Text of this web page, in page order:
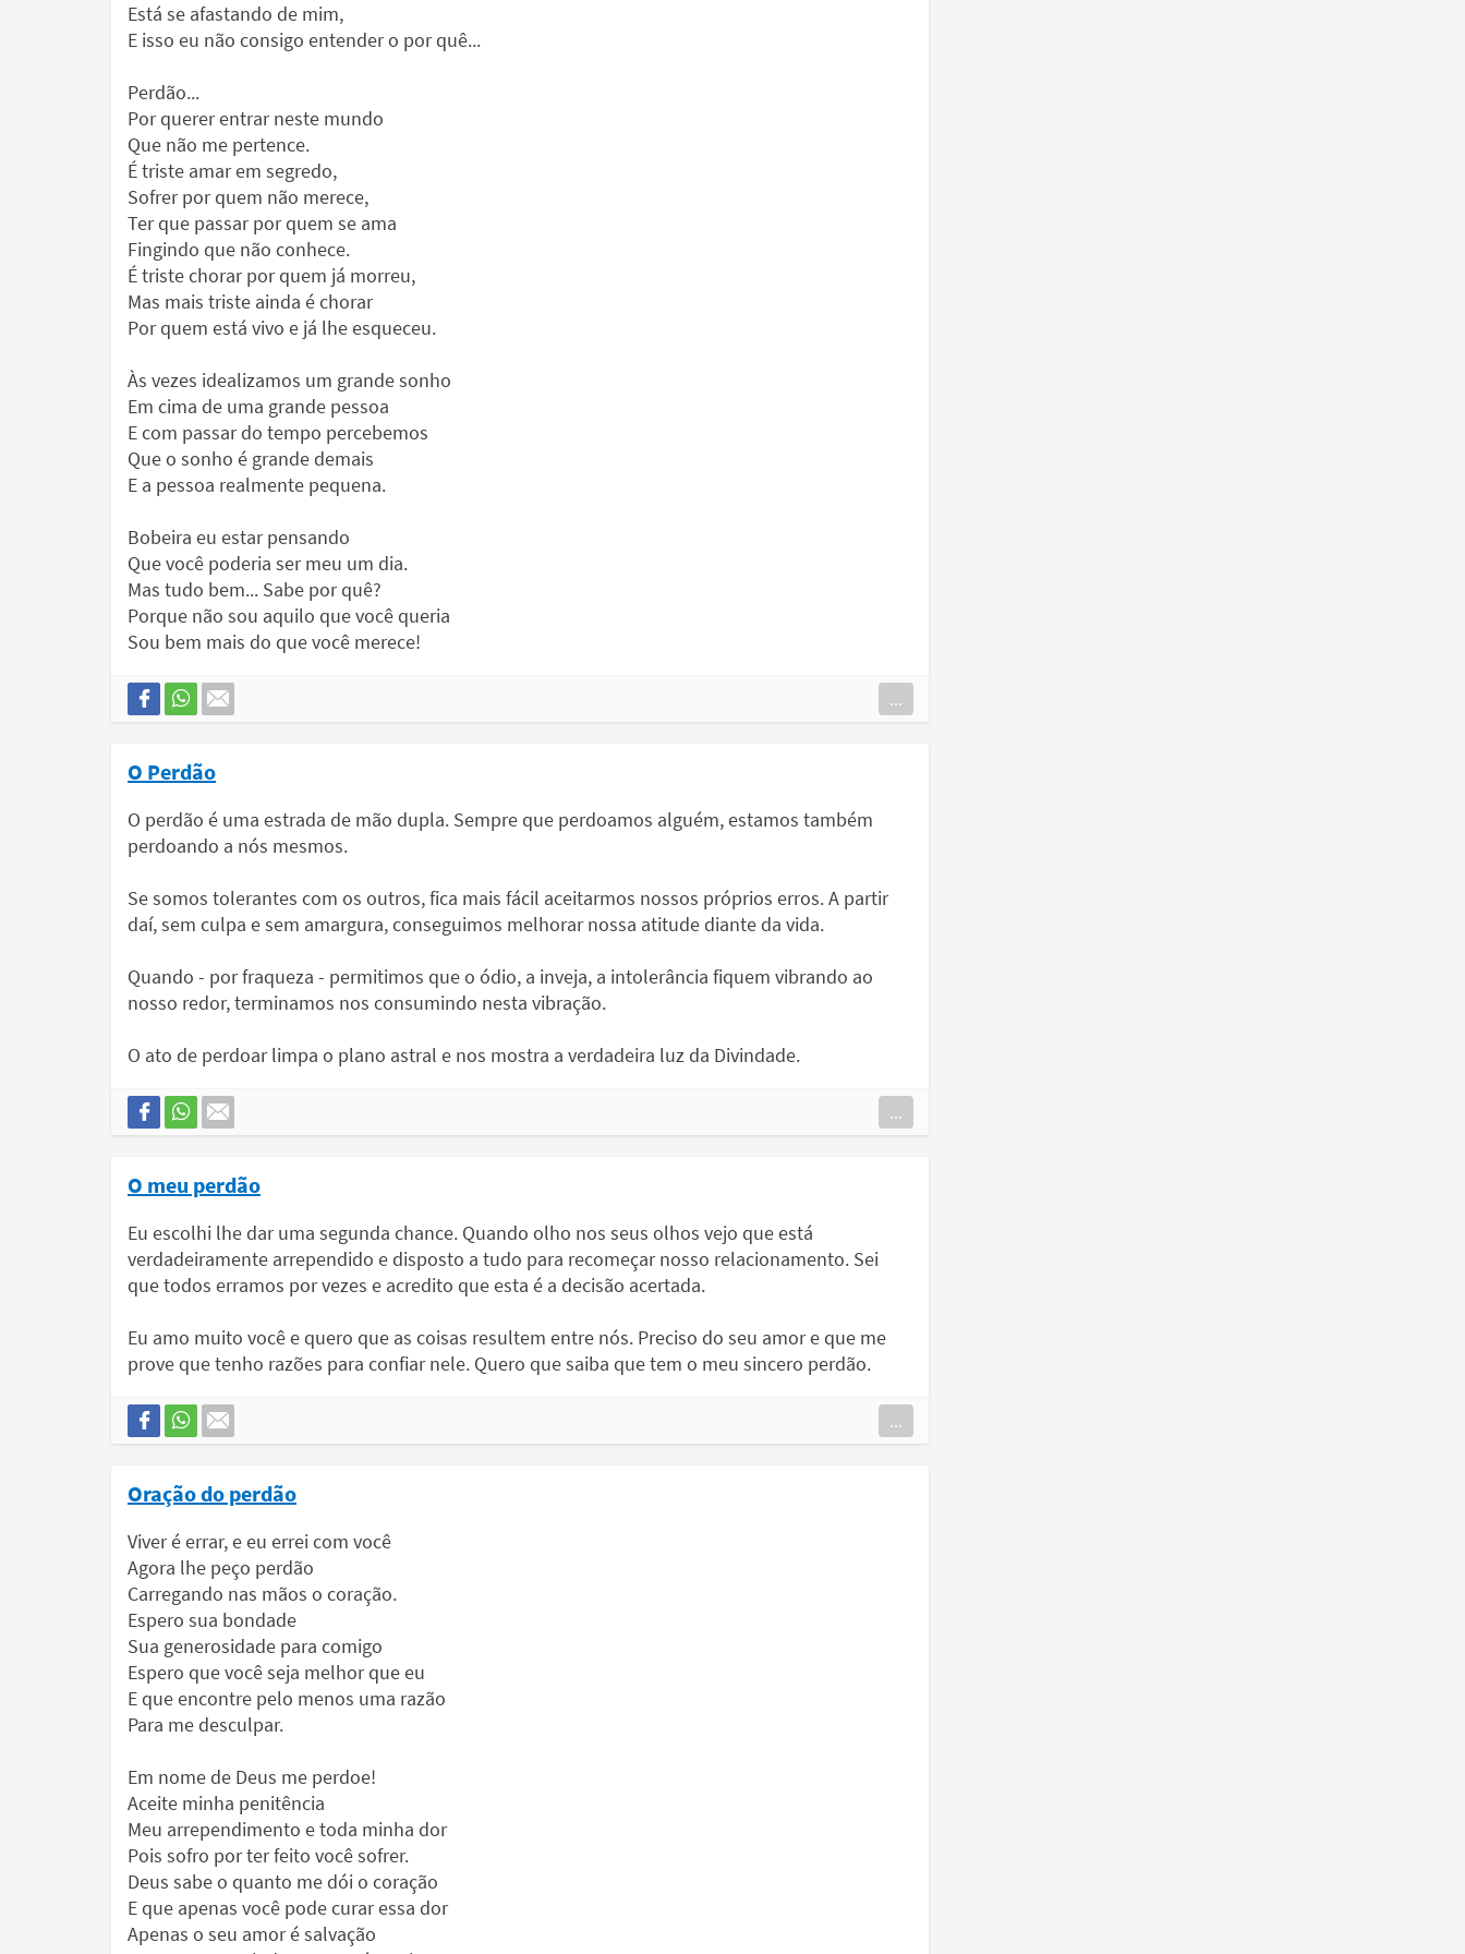
Está se afastando de mim,
E isso eu não consigo entender o por quê...
Perdão...
Por querer entrar neste mundo
Que não me pertence.
É triste amar em segredo,
Sofrer por quem não merece,
Ter que passar por quem se ama
Fingindo que não conhece.
É triste chorar por quem já morreu,
Mas mais triste ainda é chorar
Por quem está vivo e já lhe esqueceu.
Às vezes idealizamos um grande sonho
Em cima de uma grande pessoa
E com passar do tempo percebemos
Que o sonho é grande demais
E a pessoa realmente pequena.
Bobeira eu estar pensando
Que você poderia ser meu um dia.
Mas tudo bem... Sabe por quê?
Porque não sou aquilo que você queria
Sou bem mais do que você merece!
...
O Perdão
O perdão é uma estrada de mão dupla. Sempre que perdoamos alguém, estamos também
perdoando a nós mesmos.
Se somos tolerantes com os outros, fica mais fácil aceitarmos nossos próprios erros. A partir
daí, sem culpa e sem amargura, conseguimos melhorar nossa atitude diante da vida.
Quando - por fraqueza - permitimos que o ódio, a inveja, a intolerância fiquem vibrando ao
nosso redor, terminamos nos consumindo nesta vibração.
O ato de perdoar limpa o plano astral e nos mostra a verdadeira luz da Divindade.
...
O meu perdão
Eu escolhi lhe dar uma segunda chance. Quando olho nos seus olhos vejo que está
verdadeiramente arrependido e disposto a tudo para recomeçar nosso relacionamento. Sei
que todos erramos por vezes e acredito que esta é a decisão acertada.
Eu amo muito você e quero que as coisas resultem entre nós. Preciso do seu amor e que me
prove que tenho razões para confiar nele. Quero que saiba que tem o meu sincero perdão.
...
Oração do perdão
Viver é errar, e eu errei com você
Agora lhe peço perdão
Carregando nas mãos o coração.
Espero sua bondade
Sua generosidade para comigo
Espero que você seja melhor que eu
E que encontre pelo menos uma razão
Para me desculpar.
Em nome de Deus me perdoe!
Aceite minha penitência
Meu arrependimento e toda minha dor
Pois sofro por ter feito você sofrer.
Deus sabe o quanto me dói o coração
E que apenas você pode curar essa dor
Apenas o seu amor é salvação